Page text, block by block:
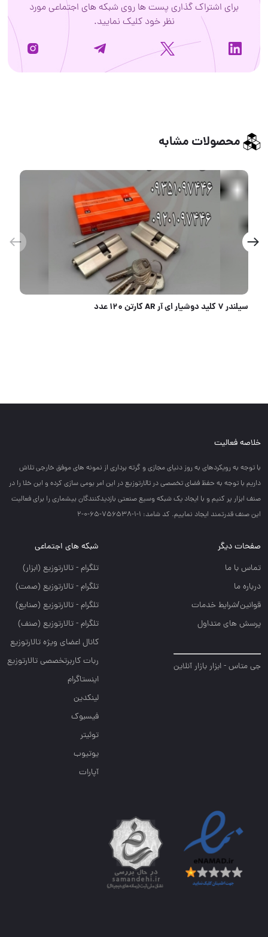
برای اشتراک گذاری پست ها روی شبکه های اجتماعی مورد
نظر خود کلیک نمایید.
محصولات مشابه
خلاصه فعالیت
با توجه به رويكردهاي به روز دنياي مجازي و گرته برداري از نمونه هاي موفق خارجي تلاش
داريم با توجه به حفظ فضاي تخصصي در تالارتوزيع در اين امر بومي سازي كرده و اين خلا را در
صنف ابزار پر كنيم و با ايجاد يك شبكه وسيع صنعتي بازديدكنندگان بيشماري را براي فعاليت
اين صنف قدرتمند ايجاد نماييم. کد شامد: 1-1-756538-65-0-2
صفحات دیگر
تماس با ما
درباره ما
قوانین/شرایط خدمات
پرسش های متداول
جی متاس - ابزار بازار آنلاین
شبکه های اجتماعی
تلگرام - تالارتوزيع (ابزار)
تلگرام - تالارتوزيع (صمت)
تلگرام - تالارتوزيع (صنايع)
تلگرام - تالارتوزیع (صنف)
کانال اعضای ویژه تالارتوزیع
ربات کاربرتخصصی تالارتوزیع
اینستاگرام
لینکدین
فیسبوک
توئیتر
یوتیوب
آپارات